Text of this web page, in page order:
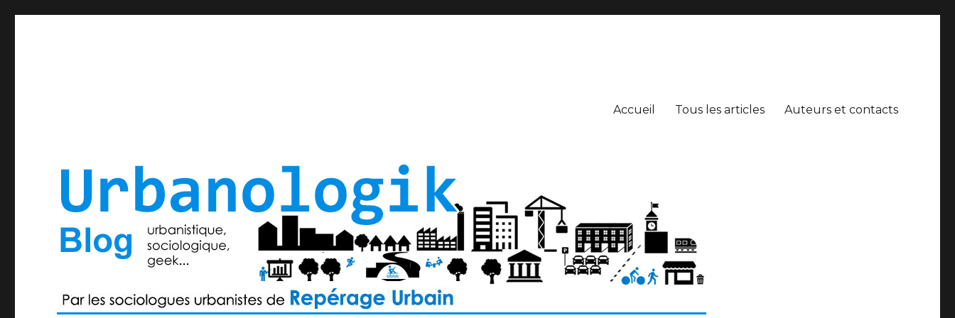
Accueil Tous les articles Auteurs et contacts